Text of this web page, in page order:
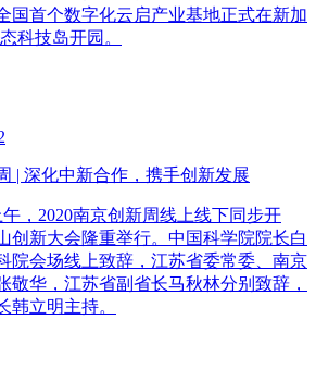
国首个数字化云启产业基地正式在新加
科技岛开园。
| 深化中新合作，携手创新发展
午，2020南京创新周线上线下同步开
创新大会隆重举行。中国科学院院长白
院会场线上致辞，江苏省委常委、南京
敬华，江苏省副省长马秋林分别致辞，
韩立明主持。